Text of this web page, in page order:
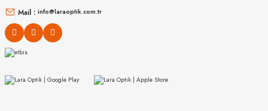
1603/75 4030 55
1601/75 8510 52
1601/75 4110 52
Mail : info@laraoptik.com.tr